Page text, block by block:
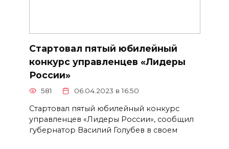
Стартовал пятый юбилейный
конкурс управленцев «Лидеры
России»
581 06.04.2023 в 16:50
Стартовал пятый юбилейный конкурс
управленцев «Лидеры России», сообщил
губернатор Василий Голубев в своем